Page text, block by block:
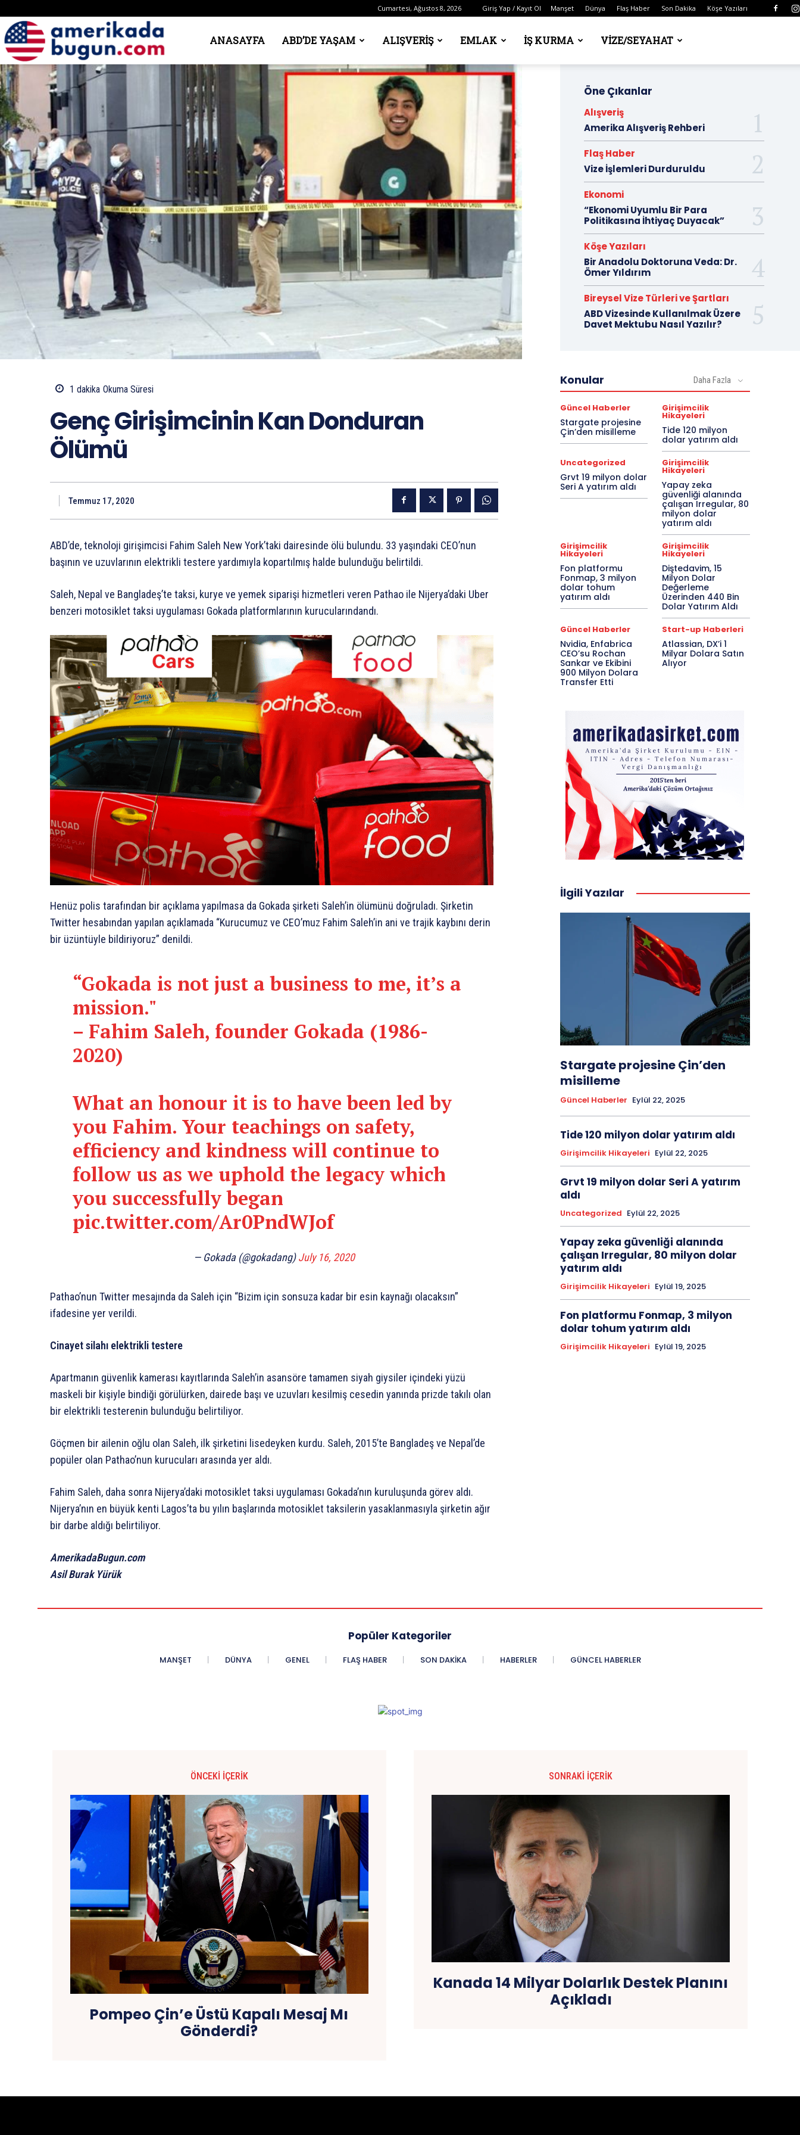
Cumartesi, Ağustos 8, 2026 Giriş Yap / Kayıt Ol Manşet Dünya Flaş Haber Son Dakika Köşe Yazıları
Amerika’da
Bugün
ANASAYFA ABD’DE YAŞAM ALIŞVERIŞ EMLAK İŞ KURMA VIZE/SEYAHAT
1 dakika Okuma Süresi
Genç Girişimcinin Kan Donduran
Ölümü
Temmuz 17, 2020
ABD’de, teknoloji girişimcisi Fahim Saleh New York’taki dairesinde ölü bulundu. 33 yaşındaki CEO’nun
başının ve uzuvlarının elektrikli testere yardımıyla kopartılmış halde bulunduğu belirtildi.
Saleh, Nepal ve Bangladeş’te taksi, kurye ve yemek siparişi hizmetleri veren Pathao ile Nijerya’daki Uber
benzeri motosiklet taksi uygulaması Gokada platformlarının kurucularındandı.
Henüz polis tarafından bir açıklama yapılmasa da Gokada şirketi Saleh’in ölümünü doğruladı. Şirketin
Twitter hesabından yapılan açıklamada “Kurucumuz ve CEO’muz Fahim Saleh’in ani ve trajik kaybını derin
bir üzüntüyle bildiriyoruz” denildi.
“Gokada is not just a business to me, it’s a
mission."
– Fahim Saleh, founder Gokada (1986-
2020)
What an honour it is to have been led by
you Fahim. Your teachings on safety,
efficiency and kindness will continue to
follow us as we uphold the legacy which
you successfully began
pic.twitter.com/Ar0PndWJof
— Gokada (@gokadang)July 16, 2020
Pathao’nun Twitter mesajında da Saleh için “Bizim için sonsuza kadar bir esin kaynağı olacaksın”
ifadesine yer verildi.
Cinayet silahı elektrikli testere
Apartmanın güvenlik kamerası kayıtlarında Saleh’in asansöre tamamen siyah giysiler içindeki yüzü
maskeli bir kişiyle bindiği görülürken, dairede başı ve uzuvları kesilmiş cesedin yanında prizde takılı olan
bir elektrikli testerenin bulunduğu belirtiliyor.
Göçmen bir ailenin oğlu olan Saleh, ilk şirketini lisedeyken kurdu. Saleh, 2015’te Bangladeş ve Nepal’de
popüler olan Pathao’nun kurucuları arasında yer aldı.
Fahim Saleh, daha sonra Nijerya’daki motosiklet taksi uygulaması Gokada’nın kuruluşunda görev aldı.
Nijerya’nın en büyük kenti Lagos’ta bu yılın başlarında motosiklet taksilerin yasaklanmasıyla şirketin ağır
bir darbe aldığı belirtiliyor.
AmerikadaBugun.com
Asil Burak Yürük
Öne Çıkanlar
Alışveriş
Amerika Alışveriş Rehberi
Flaş Haber
Vize İşlemleri Durduruldu
Ekonomi
“Ekonomi Uyumlu Bir Para
Politikasına İhtiyaç Duyacak”
Köşe Yazıları
Bir Anadolu Doktoruna Veda: Dr.
Ömer Yıldırım
Bireysel Vize Türleri ve Şartları
ABD Vizesinde Kullanılmak Üzere
Davet Mektubu Nasıl Yazılır?
Konular Daha Fazla
Güncel Haberler
Stargate projesine
Çin’den misilleme
Girişimcilik
Hikayeleri
Tide 120 milyon
dolar yatırım aldı
Uncategorized
Grvt 19 milyon dolar
Seri A yatırım aldı
Girişimcilik
Hikayeleri
Yapay zeka
güvenliği alanında
çalışan Irregular, 80
milyon dolar
yatırım aldı
Girişimcilik
Hikayeleri
Fon platformu
Fonmap, 3 milyon
dolar tohum
yatırım aldı
Girişimcilik
Hikayeleri
Diştedavim, 15
Milyon Dolar
Değerleme
Üzerinden 440 Bin
Dolar Yatırım Aldı
Güncel Haberler
Nvidia, Enfabrica
CEO’su Rochan
Sankar ve Ekibini
900 Milyon Dolara
Transfer Etti
Start-up Haberleri
Atlassian, DX’i 1
Milyar Dolara Satın
Alıyor
İlgili Yazılar
Stargate projesine Çin’den
misilleme
Güncel Haberler Eylül 22, 2025
Tide 120 milyon dolar yatırım aldı
Girişimcilik Hikayeleri Eylül 22, 2025
Grvt 19 milyon dolar Seri A yatırım
aldı
Uncategorized Eylül 22, 2025
Yapay zeka güvenliği alanında
çalışan Irregular, 80 milyon dolar
yatırım aldı
Girişimcilik Hikayeleri Eylül 19, 2025
Fon platformu Fonmap, 3 milyon
dolar tohum yatırım aldı
Girişimcilik Hikayeleri Eylül 19, 2025
Popüler Kategoriler
MANŞET DÜNYA GENEL FLAŞ HABER SON DAKIKA HABERLER GÜNCEL HABERLER
ÖNCEKI İÇERIK
Pompeo Çin’e Üstü Kapalı Mesaj Mı
Gönderdi?
SONRAKI İÇERIK
Kanada 14 Milyar Dolarlık Destek Planını
Açıkladı